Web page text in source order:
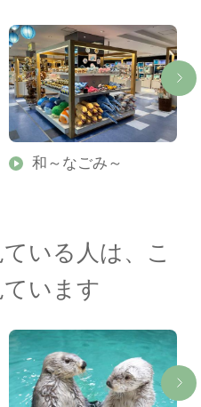
和～なごみ～
いる人は、こ
います